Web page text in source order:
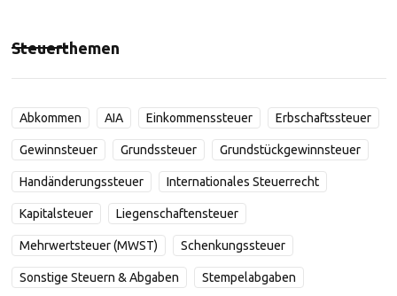
Steuerthemen
Abkommen AIA Einkommenssteuer Erbschaftssteuer
Gewinnsteuer Grundssteuer Grundstückgewinnsteuer
Handänderungssteuer Internationales Steuerrecht
Kapitalsteuer Liegenschaftensteuer
Mehrwertsteuer (MWST) Schenkungssteuer
Sonstige Steuern & Abgaben Stempelabgaben